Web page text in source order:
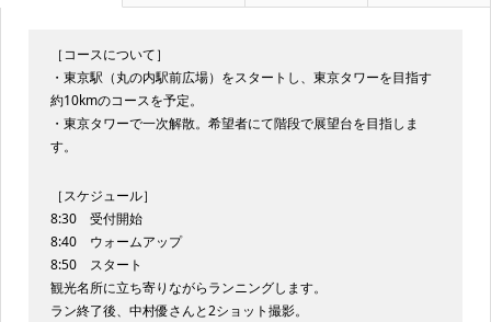
［コースについて］
・東京駅（丸の内駅前広場）をスタートし、東京タワーを目指す
約10kmのコースを予定。
・東京タワーで一次解散。希望者にて階段で展望台を目指しま
す。
［スケジュール］
8:30 受付開始
8:40 ウォームアップ
8:50 スタート
観光名所に立ち寄りながらランニングします。
ラン終了後、中村優さんと2ショット撮影。